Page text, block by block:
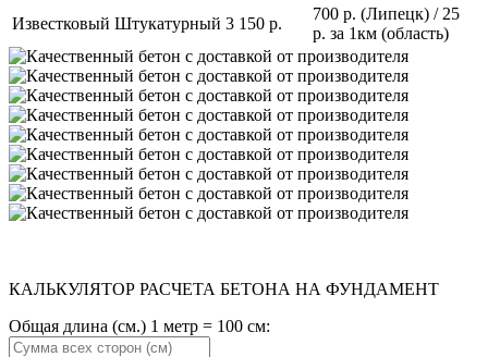
Известковый Штукатурный 3 150 р.
700 р. (Липецк) / 25
р. за 1км (область)
КАЛЬКУЛЯТОР РАСЧЕТА БЕТОНА НА ФУНДАМЕНТ
Общая длина (см.) 1 метр = 100 см: